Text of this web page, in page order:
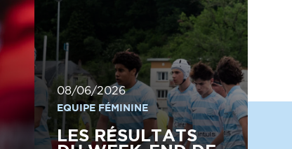
08/06/2026
EQUIPE FÉMININE
LES RÉSULTATS